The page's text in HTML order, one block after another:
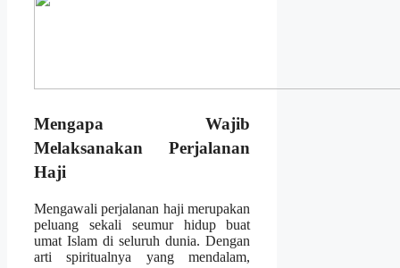
Mengapa Wajib
Melaksanakan Perjalanan
Haji
Mengawali perjalanan haji merupakan
peluang sekali seumur hidup buat
umat Islam di seluruh dunia. Dengan
arti spiritualnya yang mendalam,